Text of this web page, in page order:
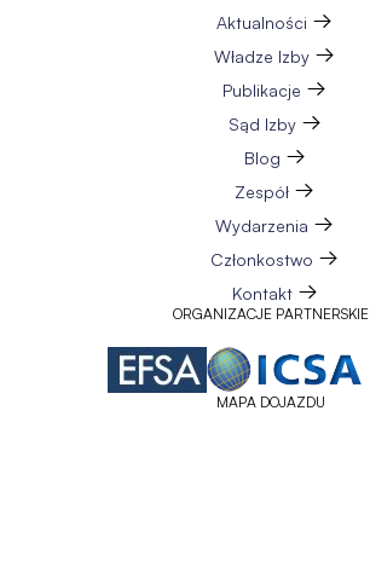
Aktualności
Władze Izby
Publikacje
Sąd Izby
Blog
Zespół
Wydarzenia
Członkostwo
Kontakt
ORGANIZACJE PARTNERSKIE
MAPA DOJAZDU